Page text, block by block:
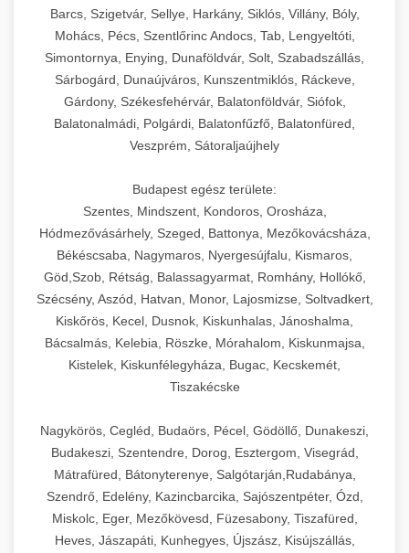
Barcs, Szigetvár, Sellye, Harkány, Siklós, Villány, Bóly,
Mohács, Pécs, Szentlőrinc Andocs, Tab, Lengyeltóti,
Simontornya, Enying, Dunaföldvár, Solt, Szabadszállás,
Sárbogárd, Dunaújváros, Kunszentmiklós, Ráckeve,
Gárdony, Székesfehérvár, Balatonföldvár, Siófok,
Balatonalmádi, Polgárdi, Balatonfűzfő, Balatonfüred,
Veszprém, Sátoraljaújhely
Budapest egész területe:
Szentes, Mindszent, Kondoros, Orosháza,
Hódmezővásárhely, Szeged, Battonya, Mezőkovácsháza,
Békéscsaba, Nagymaros, Nyergesújfalu, Kismaros,
Göd,Szob, Rétság, Balassagyarmat, Romhány, Hollókő,
Szécsény, Aszód, Hatvan, Monor, Lajosmizse, Soltvadkert,
Kiskőrös, Kecel, Dusnok, Kiskunhalas, Jánoshalma,
Bácsalmás, Kelebia, Röszke, Mórahalom, Kiskunmajsa,
Kistelek, Kiskunfélegyháza, Bugac, Kecskemét,
Tiszakécske
Nagykörös, Cegléd, Budaörs, Pécel, Gödöllő, Dunakeszi,
Budakeszi, Szentendre, Dorog, Esztergom, Visegrád,
Mátrafüred, Bátonyterenye, Salgótarján,Rudabánya,
Szendrő, Edelény, Kazincbarcika, Sajószentpéter, Ózd,
Miskolc, Eger, Mezőkövesd, Füzesabony, Tiszafüred,
Heves, Jászapáti, Kunhegyes, Újszász, Kisújszállás,